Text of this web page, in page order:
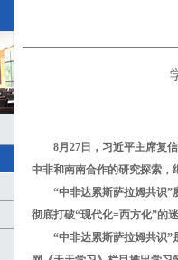
8月27日，习近平主席复
中非和南南合作的研究探索，
“中非达累斯萨拉姆共识
彻底打破“现代化=西方化”的
“中非达累斯萨拉姆共识